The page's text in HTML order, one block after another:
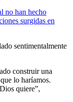
no han hecho
surgidas en
sentimentalmente
construir una
lo haríamos.
quiere”,